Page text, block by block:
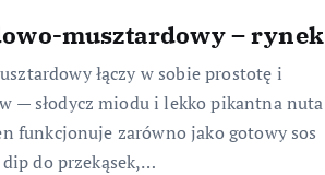
musztardowy – rynek
łączy w sobie prostotę i
— słodycz miodu i lekko pikantna nuta
funkcjonuje zarówno jako gotowy sos
dip do przekąsek,…